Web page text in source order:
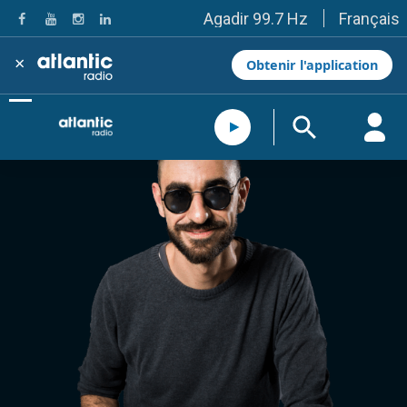
Agadir 99.7 Hz
Tanger 103.3 Hz
Tétouan 87.8 Hz
Fès 98.8 Hz
Meknès 97.2 Hz
El Jadida 97.3
Settat 104,6
Essaouira 96.6
Safi 92.3
Taza 103.0
Taounate 95.6
Tiznit 103.1
SkhourRhamna 92.2
Taroudant 104.9
Guelmim 91.9
Tan-Tan 95.2
Tafraout 104.9
Casablanca 92.5 Hz
Rabat, Salé 106.9 Hz
Marrakech 90.5 Hz
Français
× Obtenir l'application